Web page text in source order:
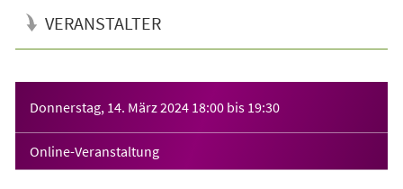
VERANSTALTER
Donnerstag, 14. März 2024 18:00 bis 19:30
Online-Veranstaltung